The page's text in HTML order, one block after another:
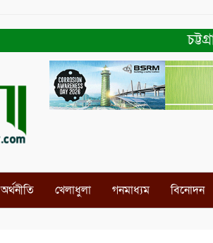
চট্টগ্রাম
অর্থনীতি খেলাধুলা গনমাধ্যম বিনোদন